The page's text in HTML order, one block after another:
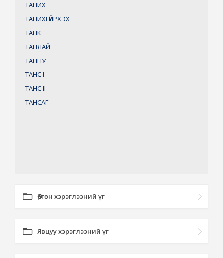
ТАНИХ
ТАНИХГҮЙРХЭХ
ТАНК
ТАНЛАЙ
ТАННУ
ТАНСI
ТАНСII
ТАНСАГ
Өргөн хэрэглээний үг
Явцуу хэрэглээний үг